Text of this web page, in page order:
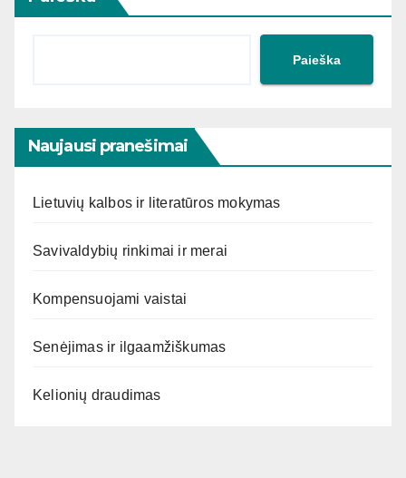
Paieška
Naujausi pranešimai
Lietuvių kalbos ir literatūros mokymas
Savivaldybių rinkimai ir merai
Kompensuojami vaistai
Senėjimas ir ilgaamžiškumas
Kelionių draudimas